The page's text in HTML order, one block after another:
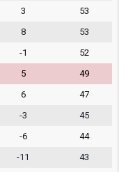
3
53
8
53
-1
52
5
49
6
47
-3
45
-6
44
-11
43